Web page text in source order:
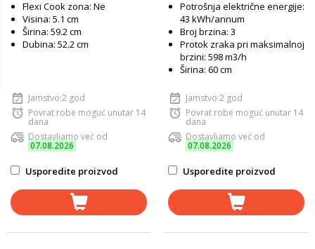
Flexi Cook zona: Ne
Visina: 5.1 cm
Širina: 59.2 cm
Dubina: 52.2 cm
Jamstvo:2 god
Povrat robe moguć unutar 14
dana
Dostavljamo već od
07.08.2026
Usporedite proizvod
Potrošnja električne energije:
43 kWh/annum
Broj brzina: 3
Protok zraka pri maksimalnoj
brzini: 598 m3/h
Širina: 60 cm
Jamstvo:2 god
Povrat robe moguć unutar 14
dana
Dostavljamo već od
07.08.2026
Usporedite proizvod